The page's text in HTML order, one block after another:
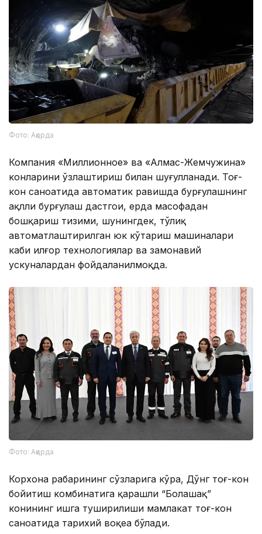
Фото: Ақорда
Компания «Миллионное» ва «Алмас-Жемчужина»
конларини ўзлаштириш билан шуғулланади. Тоғ-
кон саноатида автоматик равишда бурғулашнинг
ақлли бурғулаш дастгоҳи, ерда масофадан
бошқариш тизими, шунингдек, тўлиқ
автоматлаштирилган юк кўтариш машиналари
каби илғор технологиялар ва замонавий
ускуналардан фойдаланилмоқда.
Фото: Ақорда
Корхона раҳбарининг сўзларига кўра, Дўнг тоғ-кон
бойитиш комбинатига қарашли “Болашақ”
конининг ишга туширилиши мамлакат тоғ-кон
саноатида тарихий воқеа бўлади.